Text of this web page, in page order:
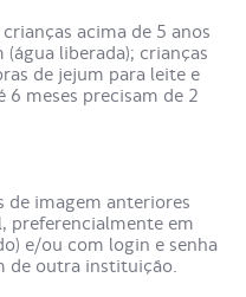
Doppler
de Próstata
de confiança para
patologias na próstata.
acima de 5 anos
liberada); crianças
de jejum para leite e
6 meses precisam de 2
de imagem anteriores
preferencialmente em
e/ou com login e senha
de outra instituição.